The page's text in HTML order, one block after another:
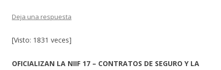
Deja una respuesta
[Visto: 1831 veces]
OFICIALIZAN LA NIIF 17 – CONTRATOS DE SEGURO Y LA